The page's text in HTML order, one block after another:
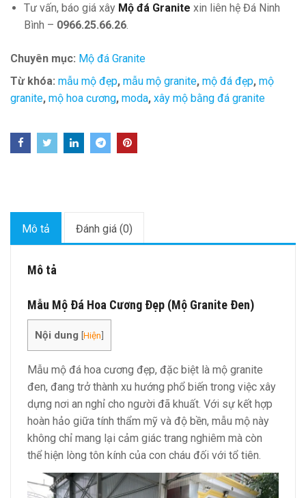
Tư vấn, báo giá xây Mộ đá Granite xin liên hệ Đá Ninh
Bình – 0966.25.66.26
Chuyên mục: Mộ đá Granite
Từ khóa: mẫu mộ đẹp, mẫu mộ granite, mộ đá đẹp, mộ
granite, mộ hoa cương, moda, xây mộ bằng đá granite
Mô tả Đánh giá (0)
Mô tả
Mẫu Mộ Đá Hoa Cương Đẹp (Mộ Granite Đen)
Nội dung [Hiện]
Mẫu mộ đá hoa cương đẹp, đặc biệt là mộ granite
đen, đang trở thành xu hướng phổ biến trong việc xây
dựng nơi an nghỉ cho người đã khuất. Với sự kết hợp
hoàn hảo giữa tính thẩm mỹ và độ bền, mẫu mộ này
không chỉ mang lại cảm giác trang nghiêm mà còn
thể hiện lòng tôn kính của con cháu đối với tổ tiên.